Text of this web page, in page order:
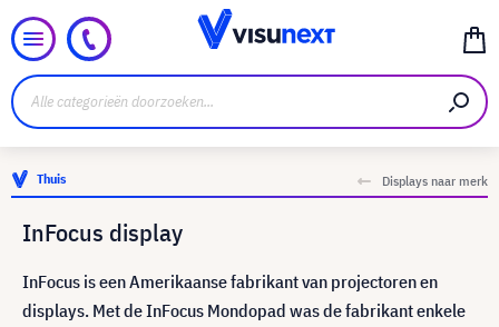
Thuis Displays naar merk
InFocus display
InFocus is een Amerikaanse fabrikant van projectoren en
displays. Met de InFocus Mondopad was de fabrikant enkele